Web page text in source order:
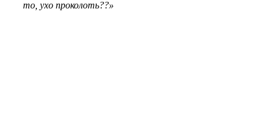
то, ухо проколоть??»